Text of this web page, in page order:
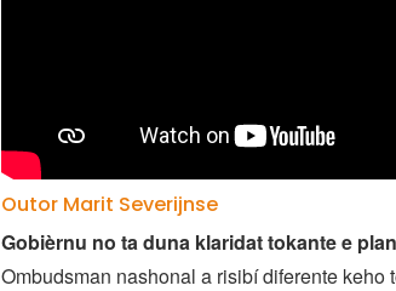
Outor Marit Severijnse
Gobièrnu no ta duna klaridat tokante e
Ombudsman nashonal a risibí diferente